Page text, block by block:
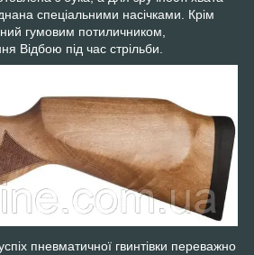
спеціальними насічками. Крім
гумовим потиличником,
Відбою під час стрільби.
пневматичної гвинтівки переважно